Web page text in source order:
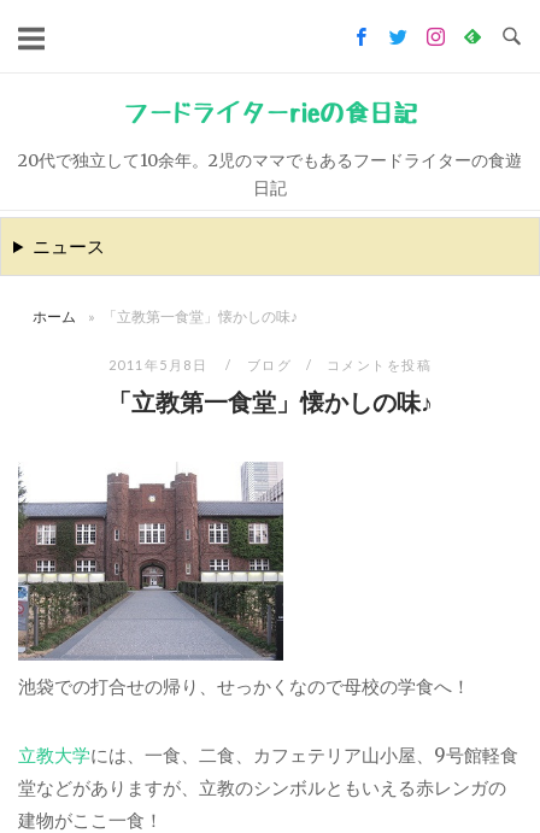
キ
ッ
フードライターrieの食日記
20代で独立して10余年。2児のママでもあるフードライターの食遊
日記
ニュース
ホーム » 「立教第一食堂」懐かしの味♪
2011年5月8日 ブログ コメントを投稿
「立教第一食堂」懐かしの味♪
池袋での打合せの帰り、せっかくなので母校の学食へ！
立教大学には、一食、二食、カフェテリア山小屋、9号館軽食
堂などがありますが、立教のシンボルともいえる赤レンガの
建物がここ一食！